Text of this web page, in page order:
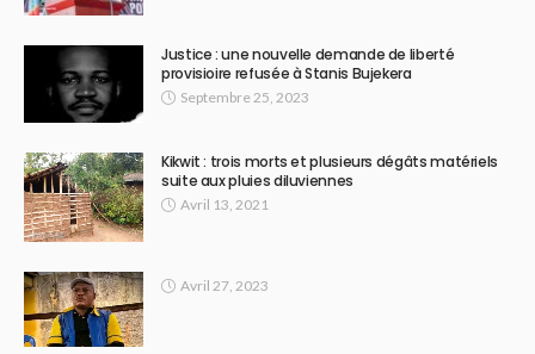
Justice : une nouvelle demande de liberté
provisioire refusée à Stanis Bujekera
Septembre 25, 2023
Kikwit : trois morts et plusieurs dégâts matériels
suite aux pluies diluviennes
Avril 13, 2021
Avril 27, 2023